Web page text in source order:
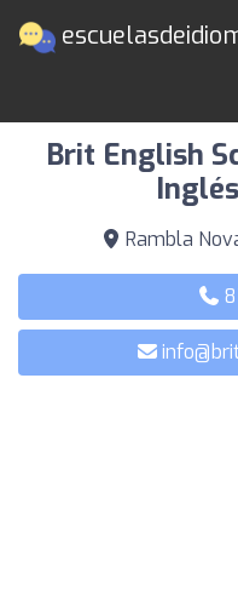
Escuelas
Brit English
Rambla